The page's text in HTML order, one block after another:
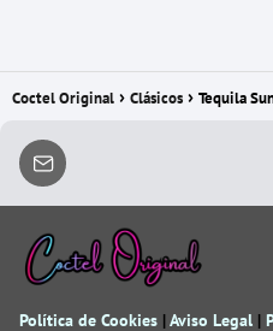
Coctel Original Clásicos Tequila
Política de Cookies |Aviso Legal |